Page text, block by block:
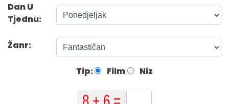
Dan U
Tjednu:
Žanr:
Tip: Film Niz